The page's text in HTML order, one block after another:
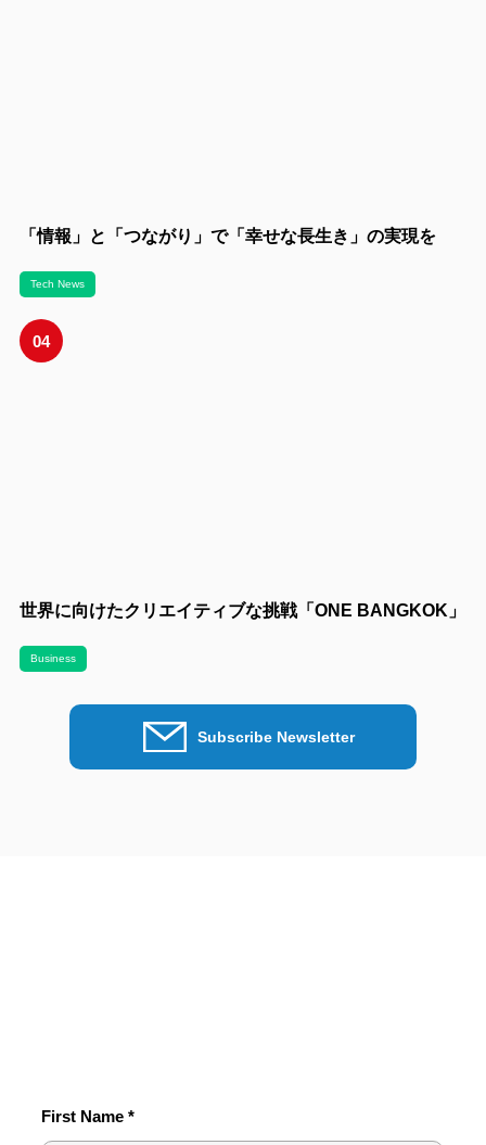
「情報」と「つながり」で「幸せな長生き」の実現を
Tech News
04
世界に向けたクリエイティブな挑戦「ONE BANGKOK」
Business
Subscribe Newsletter